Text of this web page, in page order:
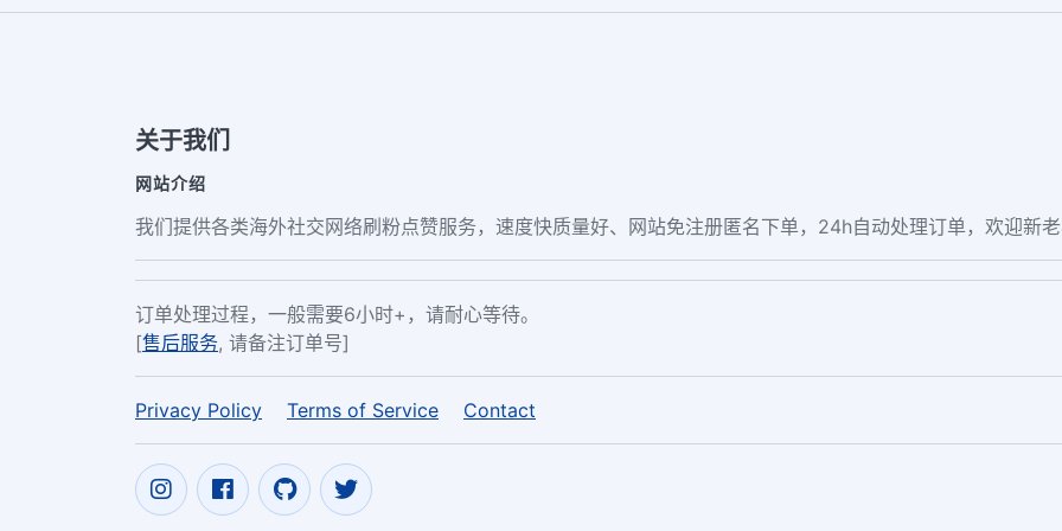
关于我们
网站介绍
我们提供各类海外社交网络刷粉点赞服务，速度快质量好、网站免注册匿名下单，24h自动处理订单，欢迎新老
订单处理过程，一般需要6小时+，请耐心等待。
[售后服务, 请备注订单号]
Privacy Policy Terms of Service Contact